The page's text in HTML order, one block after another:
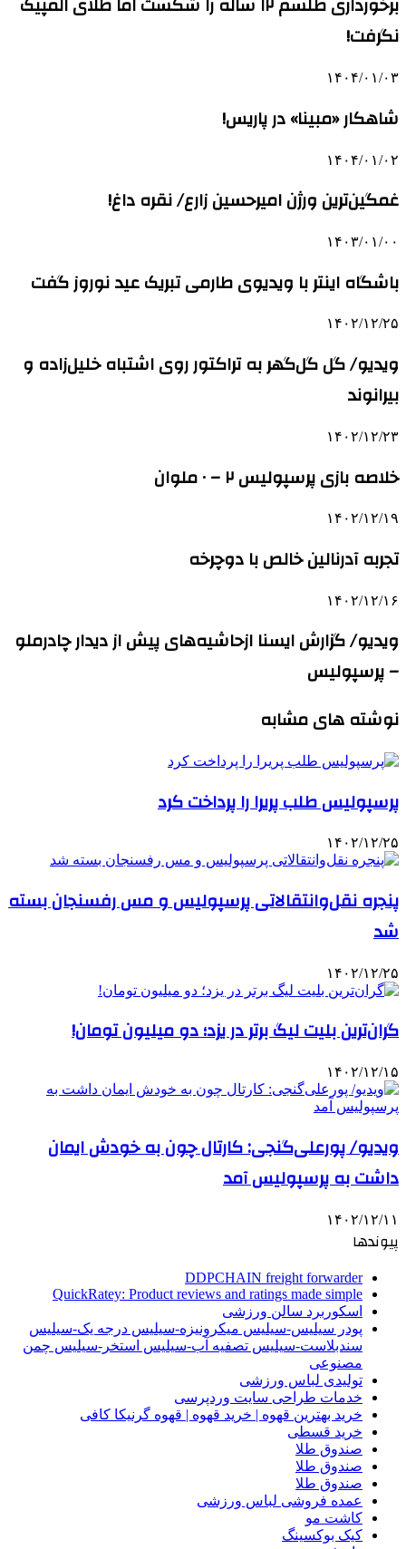
نگرفت!
۱۴۰۴/۰۱/۰۳
شاهکار «مبینا» در پاریس!
۱۴۰۴/۰۱/۰۲
غمگین‌ترین ورژن امیرحسین زارع/ نقره داغ!
۱۴۰۳/۰۱/۰۰
باشگاه اینتر با ویدیوی طارمی تبریک عید نوروز گفت
۱۴۰۲/۱۲/۲۵
ویدیو/ گل گل‌گهر به تراکتور روی اشتباه خلیل‌زاده و
بیرانوند
۱۴۰۲/۱۲/۲۳
خلاصه بازی پرسپولیس ۲ – ۰ ملوان
۱۴۰۲/۱۲/۱۹
تجربه آدرنالین خالص با دوچرخه
۱۴۰۲/۱۲/۱۶
ویدیو/ گزارش ایسنا ازحاشیه‌های پیش از دیدار چادرملو
– پرسپولیس
نوشته های مشابه
پرسپولیس طلب پریرا را پرداخت کرد
۱۴۰۲/۱۲/۲۵
پنجره نقل‌وانتقالاتی پرسپولیس و مس رفسنجان بسته
شد
۱۴۰۲/۱۲/۲۵
گران‌ترین بلیت لیگ برتر در یزد؛ دو میلیون تومان!
۱۴۰۲/۱۲/۱۵
ویدیو/ پورعلی‌گنجی: کارتال چون به خودش ایمان
داشت به پرسپولیس آمد
۱۴۰۲/۱۲/۱۱
پیوندها
DDPCHAIN freight forwarder
QuickRatey: Product reviews and ratings made simple
اسکوربرد سالن ورزشی
پودر سیلیس-سیلیس میکرونیزه-سیلیس درجه یک-سیلیس
سندبلاست-سیلیس تصفیه آب-سیلیس استخر-سیلیس چمن
مصنوعی
تولیدی لباس ورزشی
خدمات طراحی سایت وردپرسی
خرید بهترین قهوه | خرید قهوه | قهوه گرنیکا کافی
خرید قسطی
صندوق طلا
صندوق طلا
صندوق طلا
عمده فروشی لباس ورزشی
کاشت مو
کیک بوکسینگ